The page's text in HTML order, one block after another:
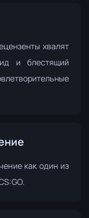
хвалят
и блестящий
как один из